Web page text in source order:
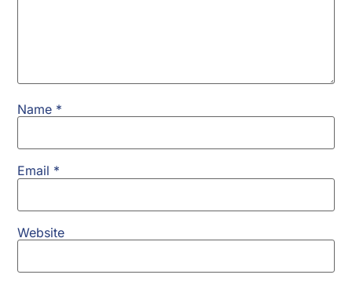
Name *
Email *
Website